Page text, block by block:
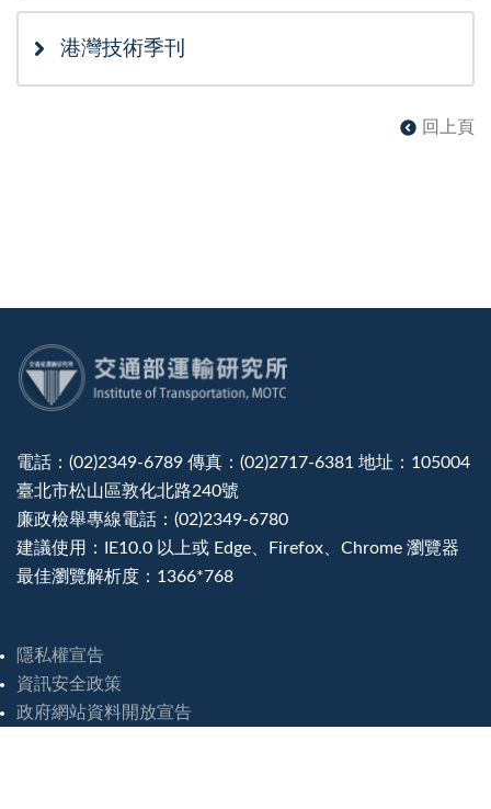
港灣技術季刊
回上頁
電話：(02)2349-6789 傳真：(02)2717-6381 地址：105004
臺北市松山區敦化北路240號
廉政檢舉專線電話：(02)2349-6780
建議使用：IE10.0 以上或 Edge、Firefox、Chrome 瀏覽器
最佳瀏覽解析度：1366*768
隱私權宣告
資訊安全政策
政府網站資料開放宣告